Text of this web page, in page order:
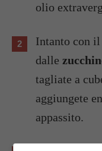
olio
Intanto con
dalle
tagliate a
aggiungete
appassito.